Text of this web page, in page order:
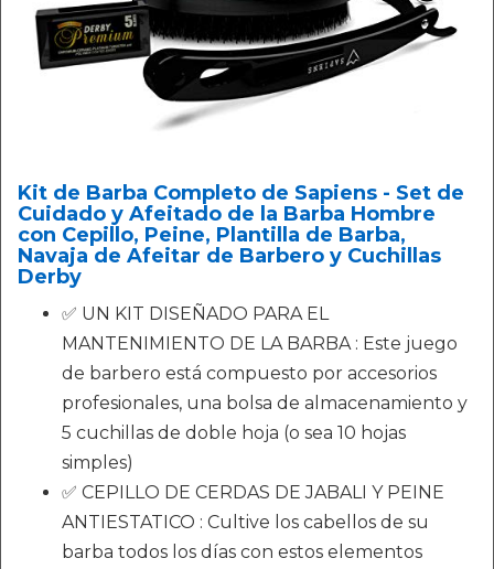
Kit de Barba Completo de Sapiens - Set de
Cuidado y Afeitado de la Barba Hombre
con Cepillo, Peine, Plantilla de Barba,
Navaja de Afeitar de Barbero y Cuchillas
Derby
✅ UN KIT DISEÑADO PARA EL
MANTENIMIENTO DE LA BARBA : Este juego
de barbero está compuesto por accesorios
profesionales, una bolsa de almacenamiento y
5 cuchillas de doble hoja (o sea 10 hojas
simples)
✅ CEPILLO DE CERDAS DE JABALI Y PEINE
ANTIESTATICO : Cultive los cabellos de su
barba todos los días con estos elementos